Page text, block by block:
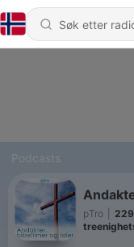
Podcasts
pTro